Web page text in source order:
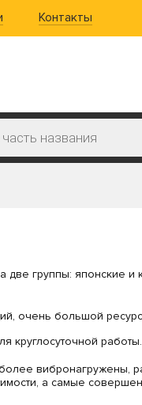
Контакты
две группы: японские и
очень большой
круглосуточной работы.
вибронагружены,
а самые